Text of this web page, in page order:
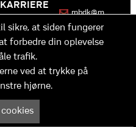
KARRIERE
Bliv en del
af MBDK
Vores
team
Praktik
udvikling
mbdk@m
MBDK Holding ApS. Tilmeldt
sikre, at siden fungerer
forbedre din oplevelse
trafik.
ved at trykke på
hjørne.